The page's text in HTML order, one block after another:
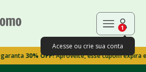
1
Acesse ou crie sua conta
30% OFF!Aproveite, esse cupom expira em